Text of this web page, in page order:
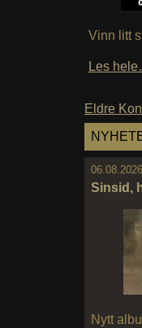
Vinn litt
Les
Eldre
Sinsid,
Nytt